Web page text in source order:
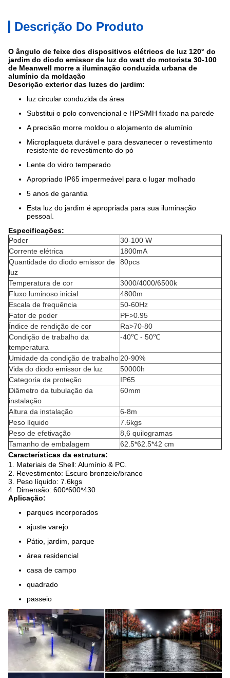
Descrição Do Produto
O ângulo de feixe dos dispositivos elétricos de luz 120° do
jardim do diodo emissor de luz do watt do motorista 30-100
de Meanwell morre a iluminação conduzida urbana de
alumínio da moldação
Descrição exterior das luzes do jardim:
luz circular conduzida da área
Substitui o polo convencional e HPS/MH fixado na parede
A precisão morre moldou o alojamento de alumínio
Microplaqueta durável e para desvanecer o revestimento
resistente do revestimento do pó
Lente do vidro temperado
Apropriado IP65 impermeável para o lugar molhado
5 anos de garantia
Esta luz do jardim é apropriada para sua iluminação
pessoal.
Especificações:
Poder
30-100 W
Corrente elétrica
1800mA
Quantidade do diodo emissor de
luz
80pcs
Temperatura de cor
3000/4000/6500k
Fluxo luminoso inicial
4800m
Escala de frequência
50-60Hz
Fator de poder
PF>0.95
Índice de rendição de cor
Ra>70-80
Condição de trabalho da
temperatura
-40℃ - 50℃
Umidade da condição de trabalho 20-90%
Vida do diodo emissor de luz
50000h
Categoria da proteção
IP65
Diâmetro da tubulação da
instalação
60mm
Altura da instalação
6-8m
Peso líquido
7.6kgs
Peso de efetivação
8,6 quilogramas
Tamanho de embalagem
62.5*62.5*42 cm
Características da estrutura:
1. Materiais de Shell: Alumínio & PC.
2. Revestimento: Escuro bronzeie/branco
3. Peso líquido: 7.6kgs
4. Dimensão: 600*600*430
Aplicação:
parques incorporados
ajuste varejo
Pátio, jardim, parque
área residencial
casa de campo
quadrado
passeio